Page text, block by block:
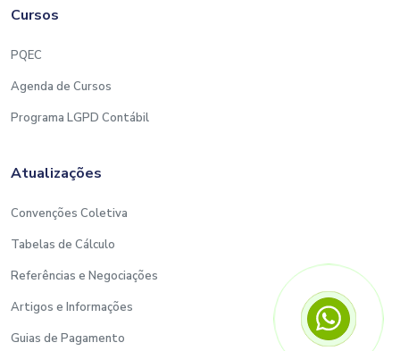
Cursos
PQEC
Agenda de Cursos
Programa LGPD Contábil
Atualizações
Convenções Coletiva
Tabelas de Cálculo
Referências e Negociações
Artigos e Informações
Guias de Pagamento